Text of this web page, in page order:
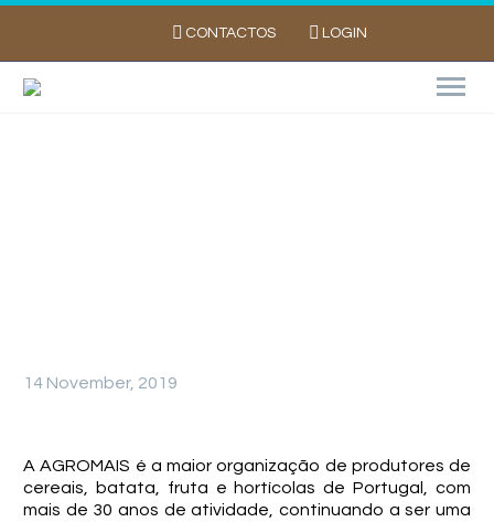
CONTACTOS LOGIN
14 November, 2019
A AGROMAIS é a maior organização de produtores de
cereais, batata, fruta e hortícolas de Portugal, com
mais de 30 anos de atividade, continuando a ser uma